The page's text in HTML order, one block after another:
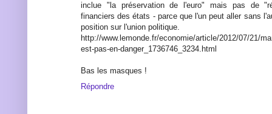
inclue "la préservation de l'euro" mais pas de
financiers des états - parce que l'un peut aller sans
position sur l'union politique.
http://www.lemonde.fr/economie/article/2012/07/21/
est-pas-en-danger_1736746_3234.html
Bas les masques !
Répondre